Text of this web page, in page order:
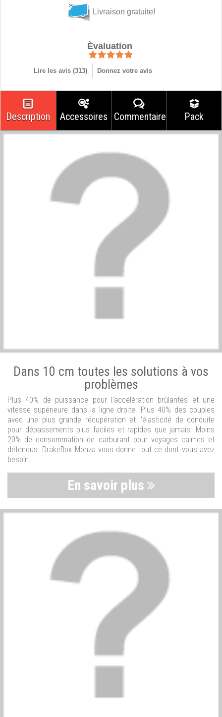
Livraison gratuite!
Èvaluation
Lire les avis (313) Donnez votre avis
Description Accessoires Commentaires Pack
Dans 10 cm toutes les solutions à vos
problèmes
Plus 40% de puissance pour l'accélération brûlantes et une
vitesse supérieure dans la ligne droite. Plus 40% des couples
avec une plus grande récupération et l'élasticité de conduite
pour dépassements plus faciles et rapides que jamais. Moins
20% de consommation de carburant pour voyages calmes et
détendus. DrakeBox Monza vous donne tout ce dont vous avez
besoin.
En savoir plus